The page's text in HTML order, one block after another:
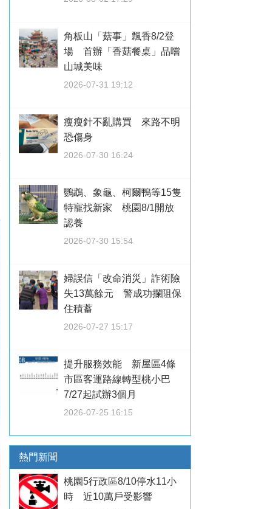
角板山「菇事」飄香8/2登
場 首辦「香菇餐桌」品嚐
山城美味
2026-07-31 19:12
瘦瘦針不亂購買 來路不明
恐傷身
2026-07-30 16:24
鸚鵡、象龜、柯爾鴨等15隻
特寵找新家 桃園8/1開放
認養
2026-07-30 15:54
婦誤信「改命消災」詐術險
失13萬餘元 警成功攔阻保
住積蓄
2026-07-27 15:17
提升服務效能 新屋區4條
市區客運路線轉型桃小巴
7/27起試辦3個月
2026-07-25 16:15
熱門新聞
桃園5行政區8/10停水11小
時 近10萬戶受影響